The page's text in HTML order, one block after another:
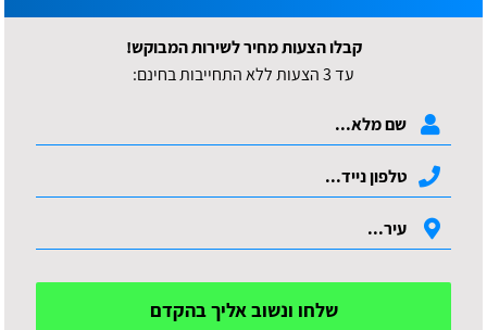
קבלו הצעות מחיר לשירות המבוקש!
עד 3 הצעות ללא התחייבות בחינם:
שלחו ונשוב אליך בהקדם